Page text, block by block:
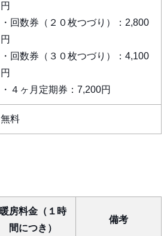
円
・回数券（２０枚つづり）：2,800
円
・回数券（３０枚つづり）：4,100
円
・４ヶ月定期券：7,200円
無料
暖房料金（１時
間につき）
備考